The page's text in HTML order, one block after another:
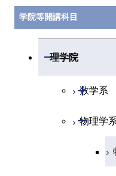
学院等開講科目
理学院
開閉
数学系
開閉
物理学
開閉